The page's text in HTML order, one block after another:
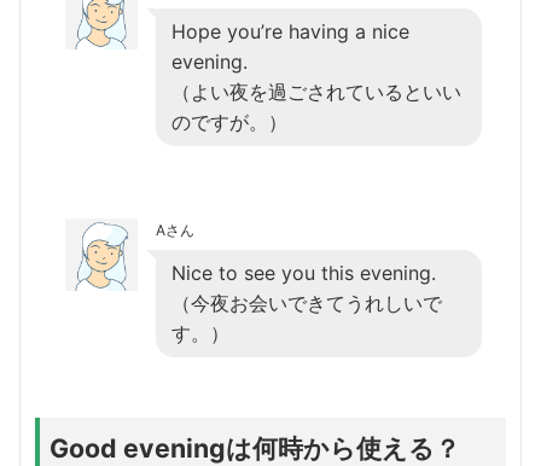
Hope you’re having a nice
evening.
（よい夜を過ごされているといい
のですが。）
Aさん
Nice to see you this evening.
（今夜お会いできてうれしいで
す。）
Good eveningは何時から使える？